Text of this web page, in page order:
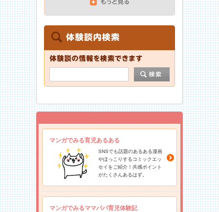
マンガでみる育児あるある
SNSでも話題のあるある漫画
やほっこりするコミックエッ
セイをご紹介！共感ポイント
がたくさんあるはず。
マンガでみるママパパ育児体験記